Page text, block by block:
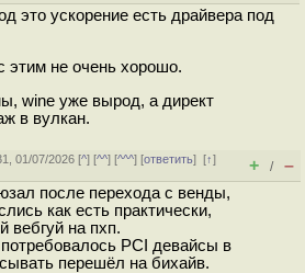
это ускорение есть драйвера под
этим не очень хорошо.
wine уже вырод, а директ
в вулкан.
01/07/2026 [^] [^^] [^^^] [ответить][↑]
+ / –
после перехода с венды,
как есть практически,
вебгуй на пхп.
потребовалось PCI девайсы в
перешёл на бихайв.